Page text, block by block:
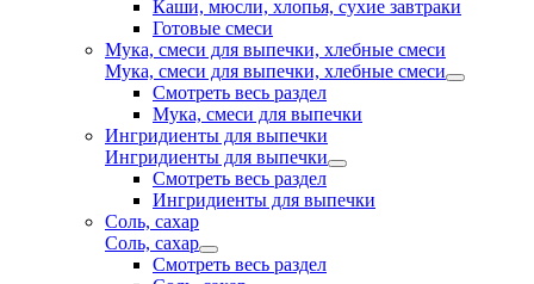
Каши, мюсли, хлопья, сухие завтраки
Готовые смеси
Мука, смеси для выпечки, хлебные смеси
Мука, смеси для выпечки, хлебные смеси
Смотреть весь раздел
Мука, смеси для выпечки
Ингридиенты для выпечки
Ингридиенты для выпечки
Смотреть весь раздел
Ингридиенты для выпечки
Соль, сахар
Соль, сахар
Смотреть весь раздел